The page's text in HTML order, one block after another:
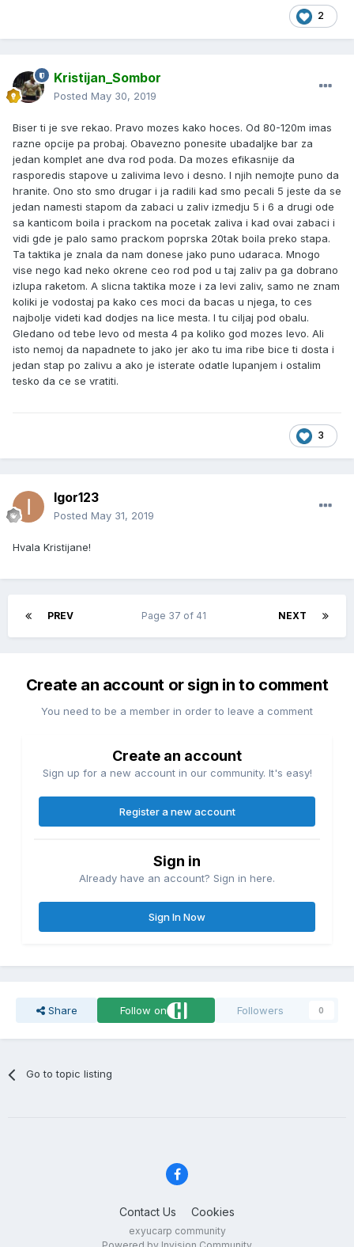
2
Kristijan_Sombor
Posted May 30, 2019
Biser ti je sve rekao. Pravo mozes kako hoces. Od 80-120m imas
razne opcije pa probaj. Obavezno ponesite ubadaljke bar za
jedan komplet ane dva rod poda. Da mozes efikasnije da
rasporedis stapove u zalivima levo i desno. I njih nemojte puno da
hranite. Ono sto smo drugar i ja radili kad smo pecali 5 jeste da se
jedan namesti stapom da zabaci u zaliv izmedju 5 i 6 a drugi ode
sa kanticom boila i prackom na pocetak zaliva i kad ovai zabaci i
vidi gde je palo samo prackom poprska 20tak boila preko stapa.
Ta taktika je znala da nam donese jako puno udaraca. Mnogo
vise nego kad neko okrene ceo rod pod u taj zaliv pa ga dobrano
izlupa raketom. A slicna taktika moze i za levi zaliv, samo ne znam
koliki je vodostaj pa kako ces moci da bacas u njega, to ces
najbolje videti kad dodjes na lice mesta. I tu ciljaj pod obalu.
Gledano od tebe levo od mesta 4 pa koliko god mozes levo. Ali
isto nemoj da napadnete to jako jer ako tu ima ribe bice ti dosta i
jedan stap po zalivu a ako je isterate odatle lupanjem i ostalim
tesko da ce se vratiti.
3
Igor123
Posted May 31, 2019
Hvala Kristijane!
PREV NEXT
Page 37 of 41
Create an account or sign in to comment
You need to be a member in order to leave a comment
Create an account
Sign up for a new account in our community. It's easy!
Register a new account
Sign in
Already have an account? Sign in here.
Sign In Now
Share Follow on Followers 0
Go to topic listing
Contact Us Cookies
exyucarp community